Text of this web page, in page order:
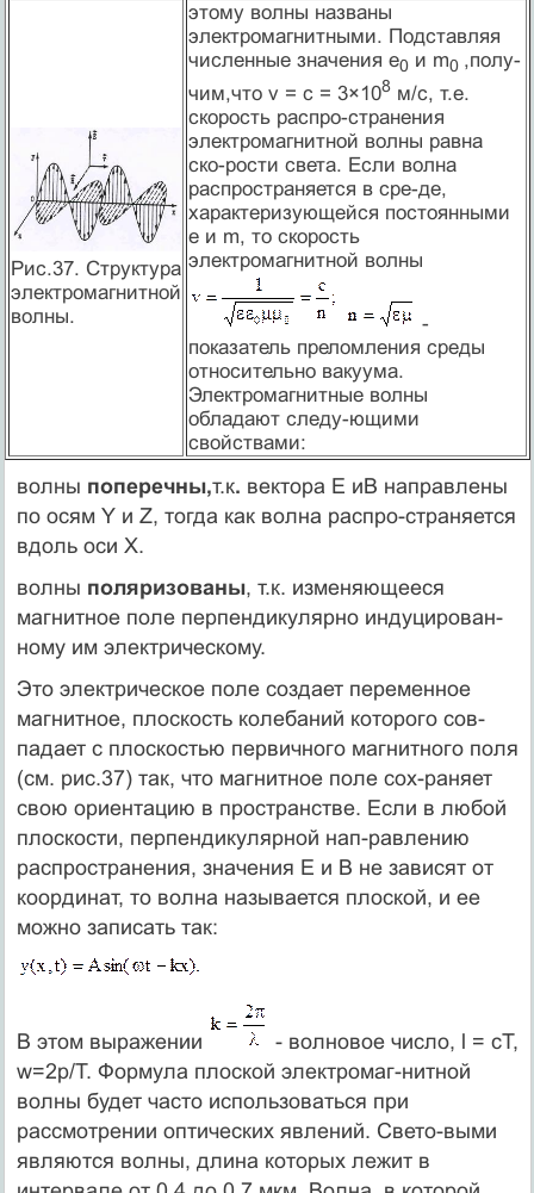
Рис.37. Структура
электромагнитной
волны.
этому волны названы
электромагнитными. Подставляя
численные значения e0и m0 ,полу-
чим,что v = c = 3×108м/c, т.е.
скорость распро-странения
электромагнитной волны равна
ско-рости света. Если волна
распространяется в сре-де,
характеризующейся постоянными
e и m, то скорость
электромагнитной волны
-
показатель преломления среды
относительно вакуума.
Электромагнитные волны
обладают следу-ющими
свойствами:
волны поперечны,т.к. вектора Е иВ направлены
по осям Y и Z, тогда как волна распро-страняется
вдоль оси Х.
волны поляризованы, т.к. изменяющееся
магнитное поле перпендикулярно индуцирован-
ному им электрическому.
Это электрическое поле создает переменное
магнитное, плоскость колебаний которого сов-
падает с плоскостью первичного магнитного поля
(см. рис.37) так, что магнитное поле сох-раняет
свою ориентацию в пространстве. Если в любой
плоскости, перпендикулярной нап-равлению
распространения, значения Е и В не зависят от
координат, то волна называется плоской, и ее
можно записать так:
В этом выражении
- волновое число, l = сТ,
w=2p/T. Формула плоской электромаг-нитной
волны будет часто использоваться при
рассмотрении оптических явлений. Свето-выми
являются волны, длина которых лежит в